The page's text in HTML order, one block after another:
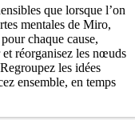
que lorsque l’on
mentales de Miro,
chaque cause,
réorganisez les nœuds
les idées
ensemble, en temps